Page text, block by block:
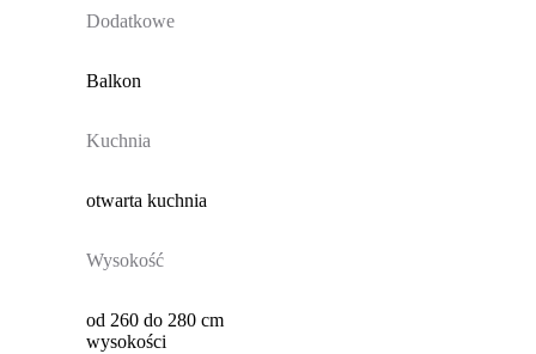
Dodatkowe
Balkon
Kuchnia
otwarta kuchnia
Wysokość
od 260 do 280 cm
wysokości